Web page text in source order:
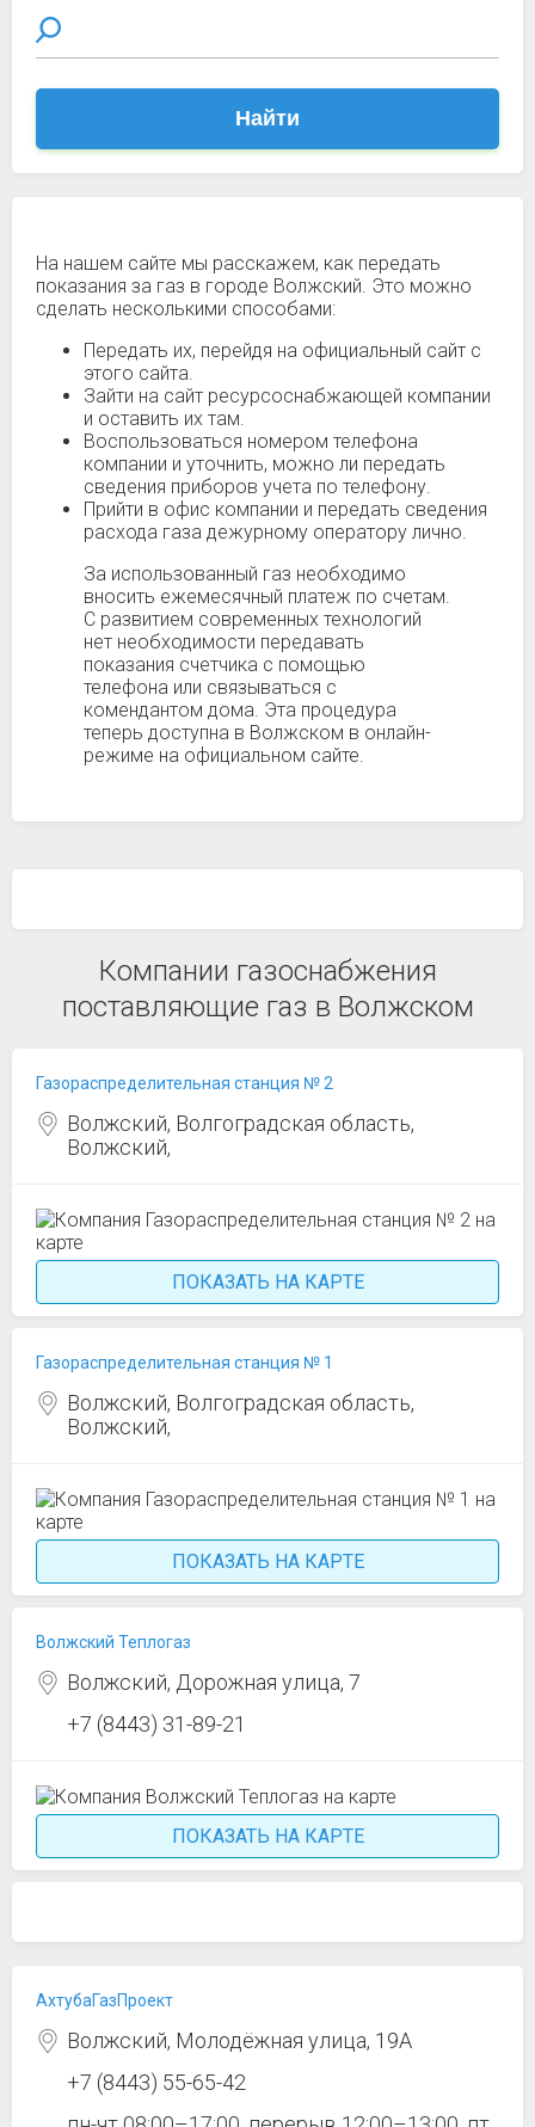
Найти
На нашем сайте мы расскажем, как передать
показания за газ в городе Волжский. Это можно
сделать несколькими способами:
Передать их, перейдя на официальный сайт с
этого сайта.
Зайти на сайт ресурсоснабжающей компании
и оставить их там.
Воспользоваться номером телефона
компании и уточнить, можно ли передать
сведения приборов учета по телефону.
Прийти в офис компании и передать сведения
расхода газа дежурному оператору лично.
За использованный газ необходимо
вносить ежемесячный платеж по счетам.
С развитием современных технологий
нет необходимости передавать
показания счетчика с помощью
телефона или связываться с
комендантом дома. Эта процедура
теперь доступна в Волжском в онлайн-
режиме на официальном сайте.
Компании газоснабжения
поставляющие газ в Волжском
Газораспределительная станция № 2
Волжский, Волгоградская область,
Волжский,
ПОКАЗАТЬ НА КАРТЕ
Газораспределительная станция № 1
Волжский, Волгоградская область,
Волжский,
ПОКАЗАТЬ НА КАРТЕ
Волжский Теплогаз
Волжский, Дорожная улица, 7
+7 (8443) 31-89-21
ПОКАЗАТЬ НА КАРТЕ
АхтубаГазПроект
Волжский, Молодёжная улица, 19А
+7 (8443) 55-65-42